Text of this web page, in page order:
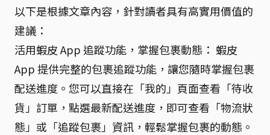
以下是根據文章內容，針對讀者具有高實用價值的
建議：
活用蝦皮 App 追蹤功能，掌握包裹動態： 蝦皮
App 提供完整的包裹追蹤功能，讓您隨時掌握包裹
配送進度。您可以直接在「我的」頁面查看「待收
貨」訂單，點選最新配送進度，即可查看「物流狀
態」或「追蹤包裹」資訊，輕鬆掌握包裹的動態。